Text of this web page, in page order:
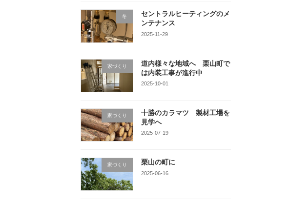
冬
セントラルヒーティングのメ
ンテナンス
2025-11-29
家づくり
道内様々な地域へ 栗山町で
は内装工事が進行中
2025-10-01
家づくり
十勝のカラマツ 製材工場を
見学へ
2025-07-19
家づくり 栗山の町に
2025-06-16